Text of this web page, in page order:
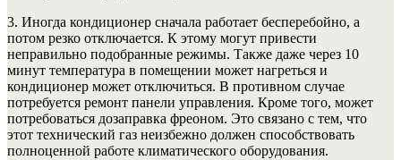
3. Иногда кондиционер сначала работает бесперебойно, а
потом резко отключается. К этому могут привести
неправильно подобранные режимы. Также даже через 10
минут температура в помещении может нагреться и
кондиционер может отключиться. В противном случае
потребуется ремонт панели управления. Кроме того, может
потребоваться дозаправка фреоном. Это связано с тем, что
этот технический газ неизбежно должен способствовать
полноценной работе климатического оборудования.